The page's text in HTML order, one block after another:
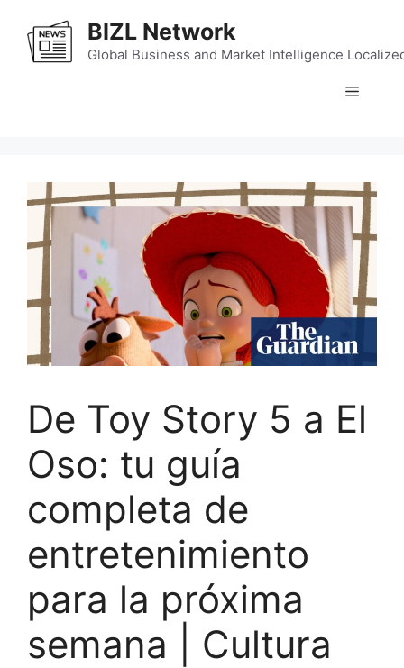
content
BIZL Network
Global Business and Market Intelligence
Menu
De Toy Story 5 a El
Oso: tu guía
completa de
entretenimiento
para la próxima
semana | Cultura